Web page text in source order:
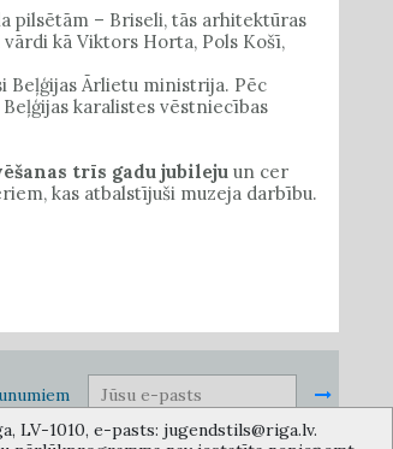
pilsētām – Briseli, tās arhitektūras
kā Viktors Horta, Pols Košī,
Beļģijas Ārlietu ministrija. Pēc
karalistes vēstniecības
trīs gadu jubilejuun cer
kas atbalstījuši muzeja darbību.
LV-1010, e-pasts: jugendstils@riga.lv.